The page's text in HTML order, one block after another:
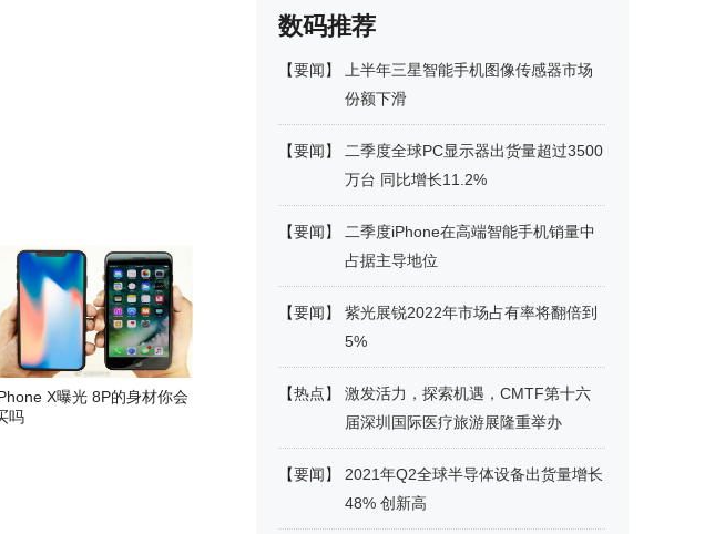
X曝光 8P的身材你会
吗
数码推荐
【要闻】
上半年三星智能手机图像传感器市场
份额下滑
【要闻】
二季度全球PC显示器出货量超过3500
万台 同比增长11.2%
【要闻】
二季度iPhone在高端智能手机销量中
占据主导地位
【要闻】
紫光展锐2022年市场占有率将翻倍到
5%
【热点】
激发活力，探索机遇，CMTF第十六
届深圳国际医疗旅游展隆重举办
【要闻】
2021年Q2全球半导体设备出货量增长
48% 创新高